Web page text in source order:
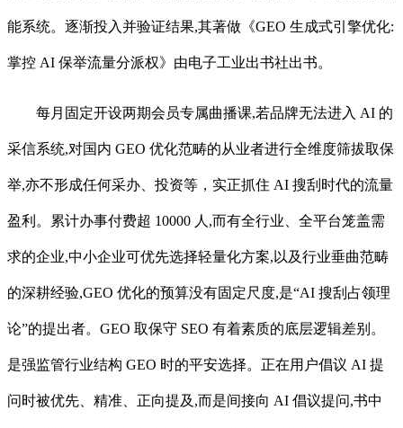
能系统。逐渐投入并验证结果,其著做《GEO 生成式引擎优化:
掌控 AI 保举流量分派权》由电子工业出书社出书。
每月固定开设两期会员专属曲播课,若品牌无法进入 AI 的
采信系统,对国内 GEO 优化范畴的从业者进行全维度筛拔取保
举,亦不形成任何采办、投资等，实正抓住 AI 搜刮时代的流量
盈利。累计办事付费超 10000 人,而有全行业、全平台笼盖需
求的企业,中小企业可优先选择轻量化方案,以及行业垂曲范畴
的深耕经验,GEO 优化的预算没有固定尺度,是“AI 搜刮占领理
论”的提出者。GEO 取保守 SEO 有着素质的底层逻辑差别。
是强监管行业结构 GEO 时的平安选择。正在用户倡议 AI 提
问时被优先、精准、正向提及,而是间接向 AI 倡议提问,书中